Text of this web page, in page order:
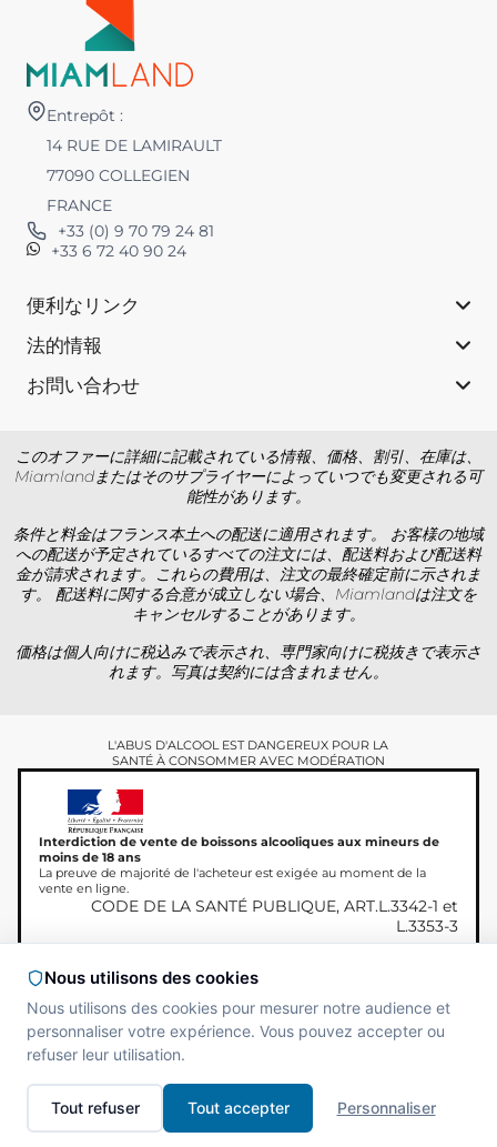
Entrepôt :
14 RUE DE LAMIRAULT
77090 COLLEGIEN
FRANCE
+33 (0) 9 70 79 24 81
+33 6 72 40 90 24
便利なリンク
法的情報
お問い合わせ
このオファーに詳細に記載されている情報、価格、割引、在庫は、
Miamlandまたはそのサプライヤーによっていつでも変更される可
能性があります。
条件と料金はフランス本土への配送に適用されます。 お客様の地域
への配送が予定されているすべての注文には、配送料および配送料
金が請求されます。これらの費用は、注文の最終確定前に示されま
す。 配送料に関する合意が成立しない場合、Miamlandは注文を
キャンセルすることがあります。
価格は個人向けに税込みで表示され、専門家向けに税抜きで表示さ
れます。写真は契約には含まれません。
L'ABUS D'ALCOOL EST DANGEREUX POUR LA
SANTÉ À CONSOMMER AVEC MODÉRATION
Interdiction de vente de boissons alcooliques aux mineurs de
moins de 18 ans
La preuve de majorité de l'acheteur est exigée au moment de la
vente en ligne.
CODE DE LA SANTÉ PUBLIQUE, ART.L.3342-1 et
L.3353-3
Copyright © 2026
Miamland、無断転載を禁じま
す。
Site réalisé parMAADAM
SOLUTIONS
Nous utilisons des cookies
Nous utilisons des cookies pour mesurer notre audience et
personnaliser votre expérience. Vous pouvez accepter ou
refuser leur utilisation.
Tout refuser Tout accepter Personnaliser